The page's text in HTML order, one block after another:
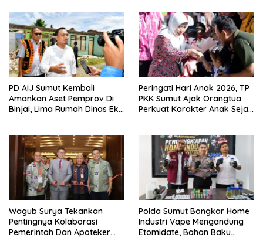
PD AIJ Sumut Kembali
Amankan Aset Pemprov Di
Binjai, Lima Rumah Dinas Eks
Peringati Hari Anak 2026, TP
PKK Sumut Ajak Orangtua
Perkuat Karakter Anak Sejak
Wagub Surya Tekankan
Pentingnya Kolaborasi
Pemerintah Dan Apoteker
Polda Sumut Bongkar Home
Industri Vape Mengandung
Etomidate, Bahan Baku